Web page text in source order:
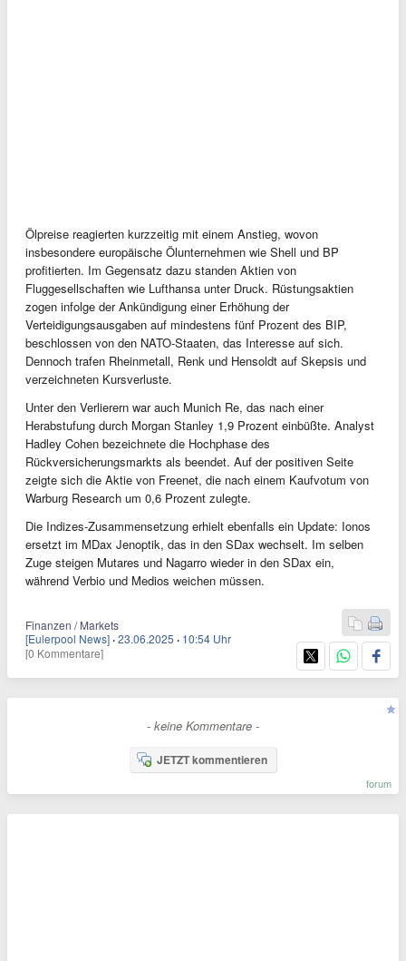
Ölpreise reagierten kurzzeitig mit einem Anstieg, wovon
insbesondere europäische Ölunternehmen wie Shell und BP
profitierten. Im Gegensatz dazu standen Aktien von
Fluggesellschaften wie Lufthansa unter Druck. Rüstungsaktien
zogen infolge der Ankündigung einer Erhöhung der
Verteidigungsausgaben auf mindestens fünf Prozent des BIP,
beschlossen von den NATO-Staaten, das Interesse auf sich.
Dennoch trafen Rheinmetall, Renk und Hensoldt auf Skepsis und
verzeichneten Kursverluste.
Unter den Verlierern war auch Munich Re, das nach einer
Herabstufung durch Morgan Stanley 1,9 Prozent einbüßte. Analyst
Hadley Cohen bezeichnete die Hochphase des
Rückversicherungsmarkts als beendet. Auf der positiven Seite
zeigte sich die Aktie von Freenet, die nach einem Kaufvotum von
Warburg Research um 0,6 Prozent zulegte.
Die Indizes-Zusammensetzung erhielt ebenfalls ein Update: Ionos
ersetzt im MDax Jenoptik, das in den SDax wechselt. Im selben
Zuge steigen Mutares und Nagarro wieder in den SDax ein,
während Verbio und Medios weichen müssen.
Finanzen / Markets
[Eulerpool News] ·23.06.2025 · 10:54 Uhr
[0 Kommentare]
- keine Kommentare -
JETZT kommentieren
forum